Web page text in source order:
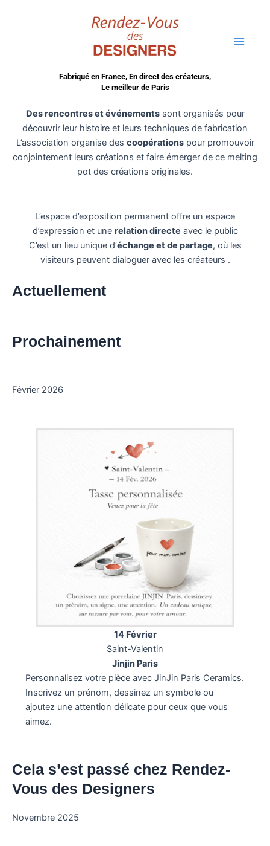
Menu
Fabriqué en France, En direct des créateurs,
Le meilleur de Paris
Des rencontres et événementssont organisés pour
découvrir leur histoire et leurs techniques de fabrication
L’association organise des coopérationspour promouvoir
conjointement leurs créations et faire émerger de ce melting
pot des créations originales.
L’espace d’exposition permanent offre un espace
d’expression et une relation directe avec le public
C’est un lieu unique d’échange et de partage, où les
visiteurs peuvent dialoguer avec les créateurs .
Actuellement
Prochainement
Février 2026
14 Février
Saint-Valentin
Jinjin Paris
Personnalisez votre pièce avec JinJin Paris Ceramics.
Inscrivez un prénom, dessinez un symbole ou
ajoutez une attention délicate pour ceux que vous
aimez.
Cela s’est passé chez Rendez-
Vous des Designers
Novembre 2025